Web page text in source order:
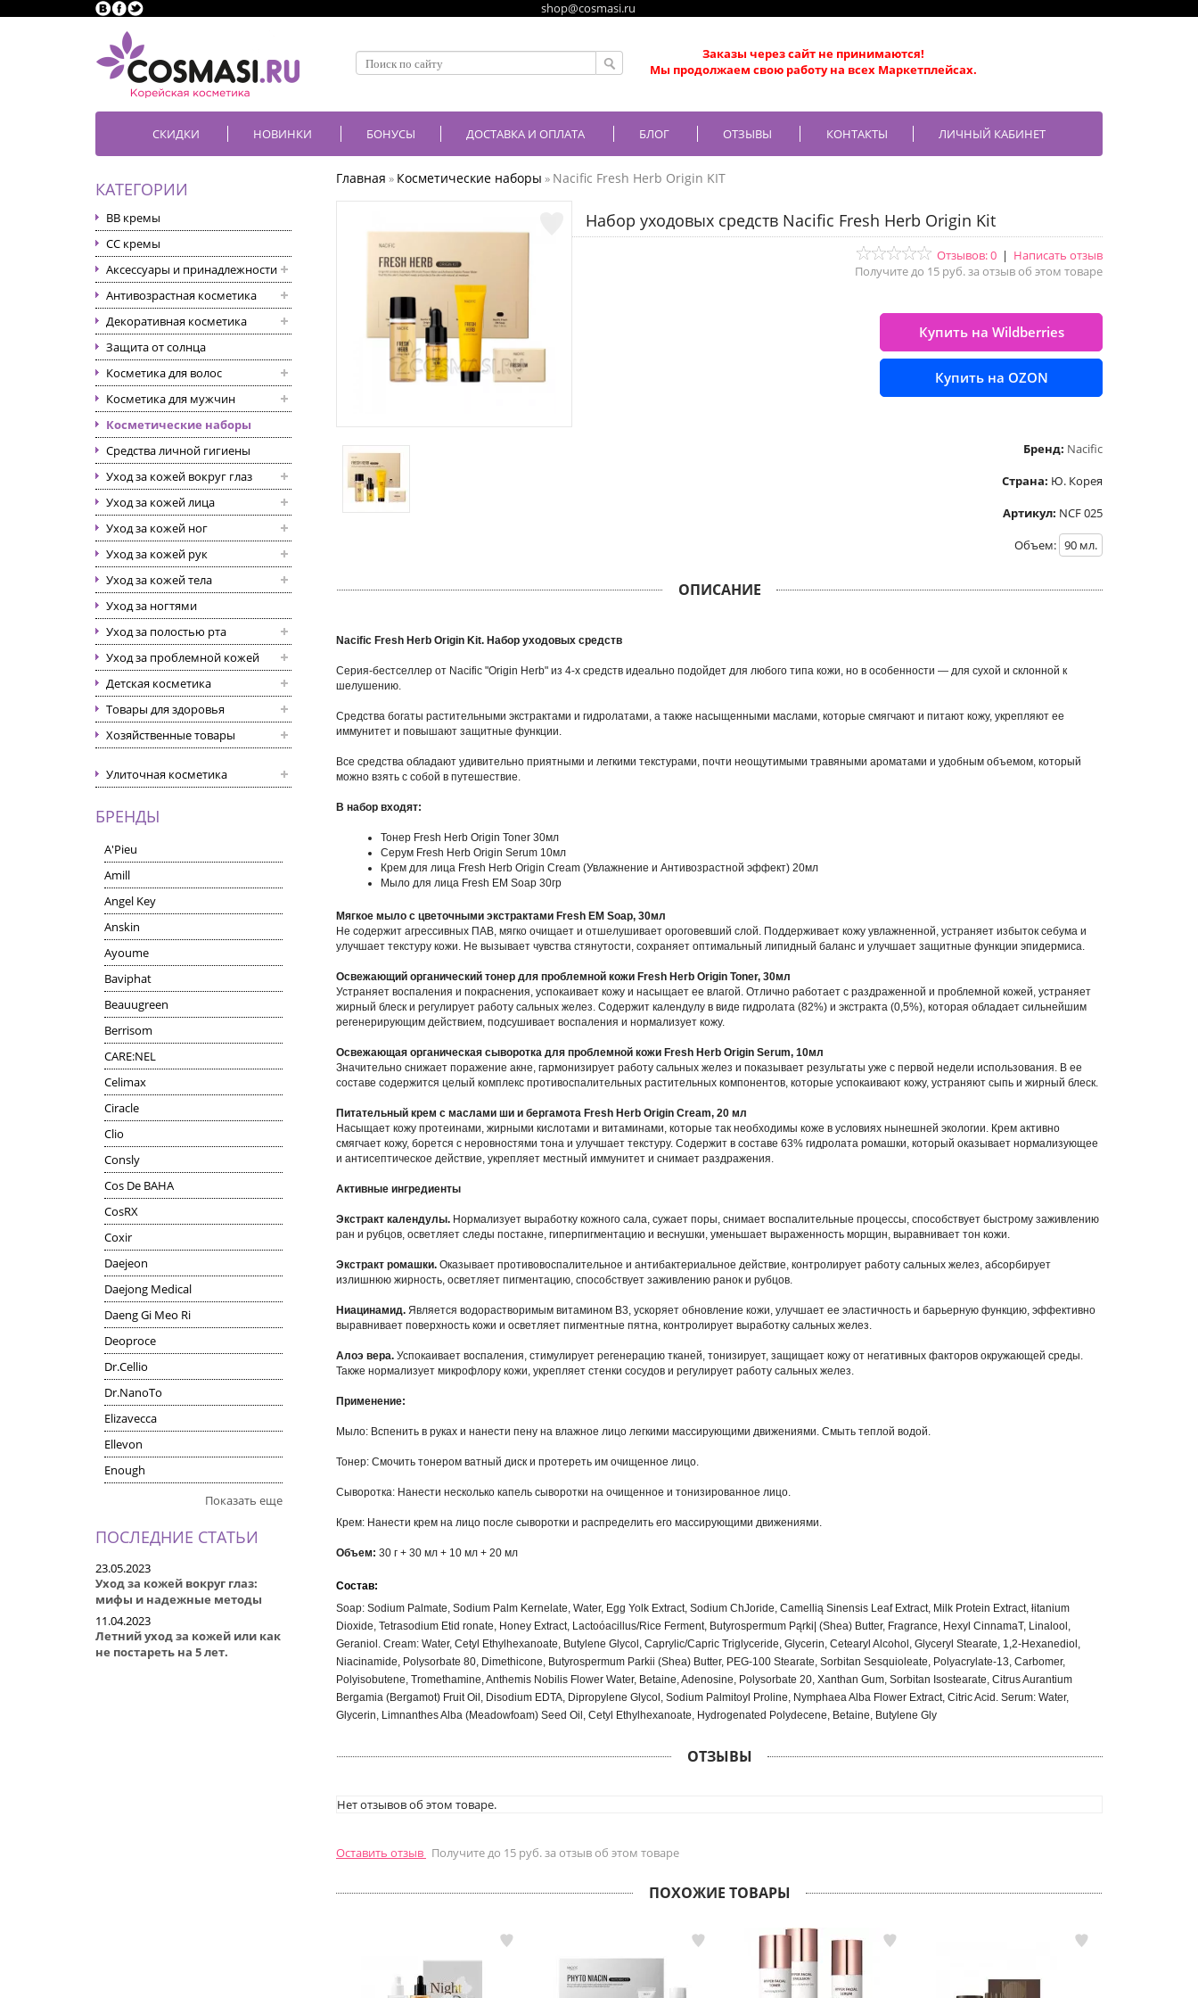
shop@cosmasi.ru
Заказы через сайт не принимаются!
Мы продолжаем свою работу на всех Маркетплейсах.
СКИДКИ НОВИНКИ БОНУСЫ ДОСТАВКА И ОПЛАТА БЛОГ ОТЗЫВЫ КОНТАКТЫ ЛИЧНЫЙ КАБИНЕТ
КАТЕГОРИИ
BB кремы
CC кремы
Аксессуары и принадлежности
Антивозрастная косметика
Декоративная косметика
Защита от солнца
Косметика для волос
Косметика для мужчин
Косметические наборы
Средства личной гигиены
Уход за кожей вокруг глаз
Уход за кожей лица
Уход за кожей ног
Уход за кожей рук
Уход за кожей тела
Уход за ногтями
Уход за полостью рта
Уход за проблемной кожей
Детская косметика
Товары для здоровья
Хозяйственные товары
Улиточная косметика
БРЕНДЫ
A'Pieu
Amill
Angel Key
Anskin
Ayoume
Baviphat
Beauugreen
Berrisom
CARE:NEL
Celimax
Ciracle
Clio
Consly
Cos De BAHA
CosRX
Coxir
Daejeon
Daejong Medical
Daeng Gi Meo Ri
Deoproce
Dr.Cellio
Dr.NanoTo
Elizavecca
Ellevon
Enough
Показать еще
ПОСЛЕДНИЕ СТАТЬИ
23.05.2023
Уход за кожей вокруг глаз:
мифы и надежные методы
11.04.2023
Летний уход за кожей или как
не постареть на 5 лет.
Главная » Косметические наборы » Nacific Fresh Herb Origin KIT
Набор уходовых средств Nacific Fresh Herb Origin Kit
Отзывов: 0 | Написать отзыв
Получите до 15 руб. за отзыв об этом товаре
Купить на Wildberries
Купить на OZON
Бренд: Nacific
Страна: Ю. Корея
Артикул: NCF 025
Объем: 90 мл.
ОПИСАНИЕ
Nacific Fresh Herb Origin Kit. Набор уходовых средств
Серия-бестселлер от Nacific "Origin Herb" из 4-х средств идеально подойдет для любого типа кожи, но в особенности — для сухой и склонной к
шелушению.
Средства богаты растительными экстрактами и гидролатами, а также насыщенными маслами, которые смягчают и питают кожу, укрепляют ее
иммунитет и повышают защитные функции.
Все средства обладают удивительно приятными и легкими текстурами, почти неощутимыми травяными ароматами и удобным объемом, который
можно взять с собой в путешествие.
В набор входят:
Тонер Fresh Herb Origin Toner 30мл
Серум Fresh Herb Origin Serum 10мл
Крем для лица Fresh Herb Origin Cream (Увлажнение и Антивозрастной эффект) 20мл
Мыло для лица Fresh EM Soap 30гр
Мягкое мыло с цветочными экстрактами Fresh EM Soap, 30мл
Не содержит агрессивных ПАВ, мягко очищает и отшелушивает ороговевший слой. Поддерживает кожу увлажненной, устраняет избыток себума и
улучшает текстуру кожи. Не вызывает чувства стянутости, сохраняет оптимальный липидный баланс и улучшает защитные функции эпидермиса.
Освежающий органический тонер для проблемной кожи Fresh Herb Origin Toner, 30мл
Устраняет воспаления и покраснения, успокаивает кожу и насыщает ее влагой. Отлично работает с раздраженной и проблемной кожей, устраняет
жирный блеск и регулирует работу сальных желез. Содержит календулу в виде гидролата (82%) и экстракта (0,5%), которая обладает сильнейшим
регенерирующим действием, подсушивает воспаления и нормализует кожу.
Освежающая органическая сыворотка для проблемной кожи Fresh Herb Origin Serum, 10мл
Значительно снижает поражение акне, гармонизирует работу сальных желез и показывает результаты уже с первой недели использования. В ее
составе содержится целый комплекс противоспалительных растительных компонентов, которые успокаивают кожу, устраняют сыпь и жирный блеск.
Питательный крем с маслами ши и бергамота Fresh Herb Origin Cream, 20 мл
Насыщает кожу протеинами, жирными кислотами и витаминами, которые так необходимы коже в условиях нынешней экологии. Крем активно
смягчает кожу, борется с неровностями тона и улучшает текстуру. Содержит в составе 63% гидролата ромашки, который оказывает нормализующее
и антисептическое действие, укрепляет местный иммунитет и снимает раздражения.
Активные ингредиенты
Экстракт календулы. Нормализует выработку кожного сала, сужает поры, снимает воспалительные процессы, способствует быстрому заживлению
ран и рубцов, осветляет следы постакне, гиперпигментацию и веснушки, уменьшает выраженность морщин, выравнивает тон кожи.
Экстракт ромашки. Оказывает противовоспалительное и антибактериальное действие, контролирует работу сальных желез, абсорбирует
излишнюю жирность, осветляет пигментацию, способствует заживлению ранок и рубцов.
Ниацинамид. Является водорастворимым витамином В3, ускоряет обновление кожи, улучшает ее эластичность и барьерную функцию, эффективно
выравнивает поверхность кожи и осветляет пигментные пятна, контролирует выработку сальных желез.
Алоэ вера. Успокаивает воспаления, стимулирует регенерацию тканей, тонизирует, защищает кожу от негативных факторов окружающей среды.
Также нормализует микрофлору кожи, укрепляет стенки сосудов и регулирует работу сальных желез.
Применение:
Мыло: Вспенить в руках и нанести пену на влажное лицо легкими массирующими движениями. Смыть теплой водой.
Тонер: Смочить тонером ватный диск и протереть им очищенное лицо.
Сыворотка: Нанести несколько капель сыворотки на очищенное и тонизированное лицо.
Крем: Нанести крем на лицо после сыворотки и распределить его массирующими движениями.
Объем: 30 г + 30 мл + 10 мл + 20 мл
Состав:
Soap: Sodium Palmate, Sodium Palm Kernelate, Water, Egg Yolk Extract, Sodium ChJoride, Camellią Sinensis Leaf Extract, Milk Protein Extract, łitanium
Dioxide, Tetrasodium Etid ronate, Honey Extract, Lactoóacillus/Rice Ferment, Butyrospermum Pąrki| (Shea) Butter, Fragrance, Hexyl CinnamaT, Linalool,
Geraniol. Cream: Water, Cetyl Ethylhexanoate, Butylene Glycol, Caprylic/Capric Triglyceride, Glycerin, Cetearyl Alcohol, Glyceryl Stearate, 1,2-Hexanediol,
Niacinamide, Polysorbate 80, Dimethicone, Butyrospermum Parkii (Shea) Butter, PEG-100 Stearate, Sorbitan Sesquioleate, Polyacrylate-13, Carbomer,
Polyisobutene, Tromethamine, Anthemis Nobilis Flower Water, Betaine, Adenosine, Polysorbate 20, Xanthan Gum, Sorbitan Isostearate, Citrus Aurantium
Bergamia (Bergamot) Fruit Oil, Disodium EDTA, Dipropylene Glycol, Sodium Palmitoyl Proline, Nymphaea Alba Flower Extract, Citric Acid. Serum: Water,
Glycerin, Limnanthes Alba (Meadowfoam) Seed Oil, Cetyl Ethylhexanoate, Hydrogenated Polydecene, Betaine, Butylene Gly
ОТЗЫВЫ
Нет отзывов об этом товаре.
Оставить отзыв Получите до 15 руб. за отзыв об этом товаре
ПОХОЖИЕ ТОВАРЫ